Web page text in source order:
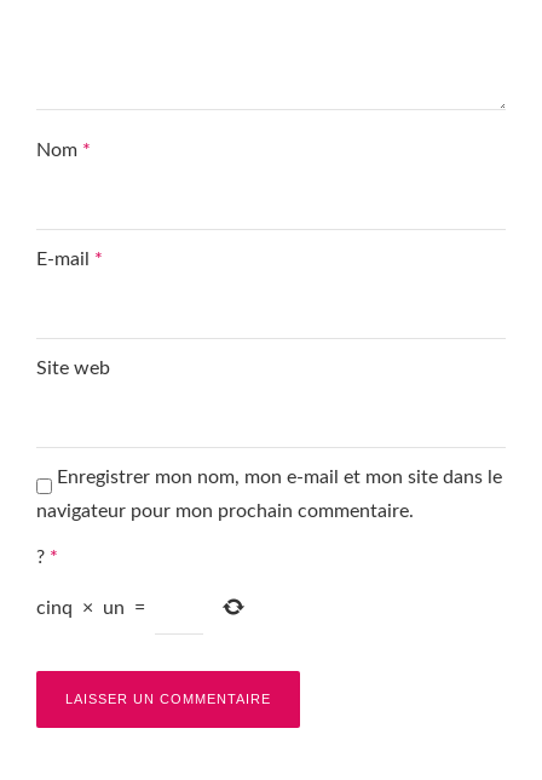
Nom *
E-mail *
Site web
Enregistrer mon nom, mon e-mail et mon site dans le
navigateur pour mon prochain commentaire.
? *
cinq × un =